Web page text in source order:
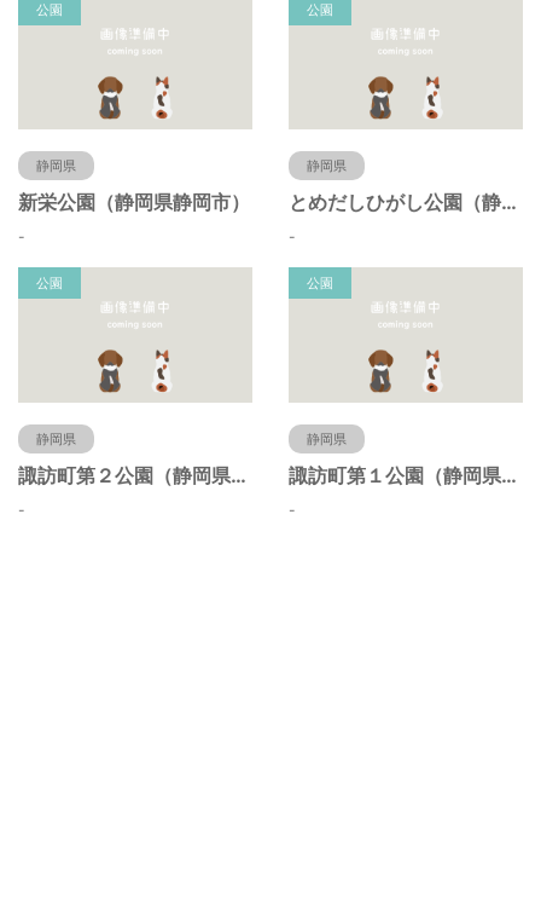
公園
静岡県
新栄公園（静岡県静岡市）
-
公園
静岡県
とめだしひがし公園（静岡県静岡市）
-
公園
静岡県
諏訪町第２公園（静岡県静岡市）
-
公園
静岡県
諏訪町第１公園（静岡県静岡市）
-